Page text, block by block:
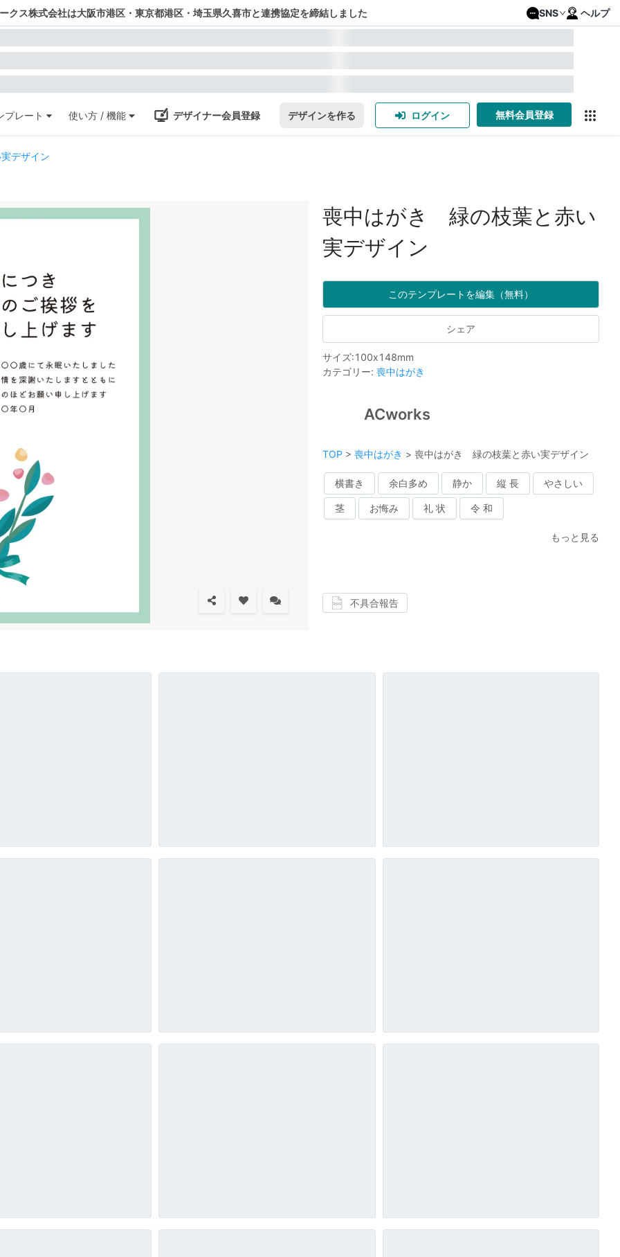
クス株式会社は大阪市港区・東京都港区・埼玉県久喜市と連携協定を締結しました SNS ヘルプ
プレート 使い方 / 機能 デザイナー会員登録 デザインを作る ログイン 無料会員登録
デザイン
喪中はがき 緑の枝葉と赤い
実デザイン
このテンプレートを編集（無料）
シェア
サイズ:100x148mm
カテゴリー: 喪中はがき
ACworks
TOP > 喪中はがき > 喪中はがき 緑の枝葉と赤い実デザイン
横書き 余白多め 静か 縦 長 やさしい
茎 お悔み 礼 状 令 和
もっと見る
不具合報告